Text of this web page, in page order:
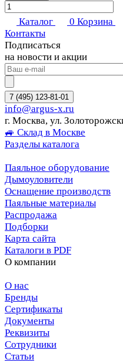
Каталог 0 Корзина
Контакты
Подписаться
на новости и акции
7 (495) 123-81-01
info@argus-x.ru
г. Москва, ул.
🚙 Склад в Москве
Разделы каталога
Паяльное оборудование
Дымоуловители
Оснащение производств
Паяльные материалы
Распродажа
Подборки
Карта сайта
Каталоги в PDF
О компании
О нас
Бренды
Сертификаты
Документы
Реквизиты
Сотрудники
Статьи